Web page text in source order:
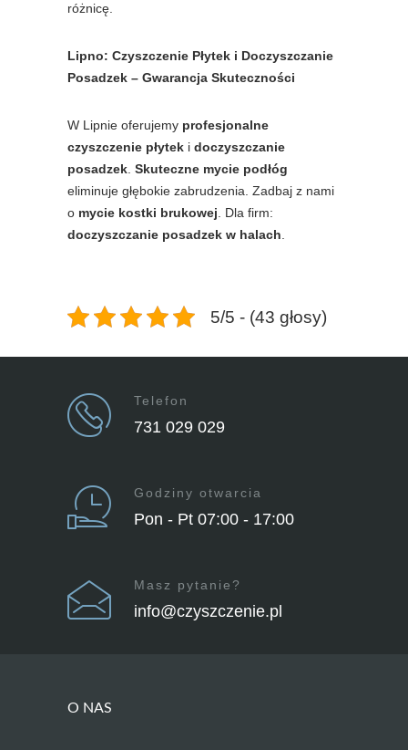
różnicę.
Lipno: Czyszczenie Płytek i Doczyszczanie
Posadzek – Gwarancja Skuteczności
W Lipnie oferujemy profesjonalne
czyszczenie płytek i doczyszczanie
posadzek Skuteczne mycie podłóg
eliminuje głębokie zabrudzenia. Zadbaj z nami
o mycie kostki brukowej . Dla firm:
doczyszczanie posadzek w halach
5/5 - (43 głosy)
Telefon
731 029 029
Godziny otwarcia
Pon - Pt 07:00 - 17:00
Masz pytanie?
info@czyszczenie.pl
O NAS